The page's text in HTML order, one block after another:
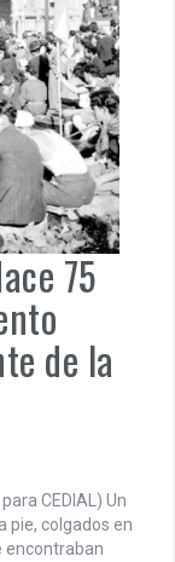
75
de la
CEDIAL) Un
pie, colgados en
encontraban